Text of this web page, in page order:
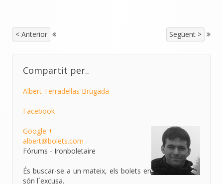
< Anterior Següent >
Compartit per..
Albert Terradellas Brugada
Facebook
Google +
albert@bolets.com
Fórums - Ironboletaire
És buscar-se a un mateix, els bolets en
són l´excusa.